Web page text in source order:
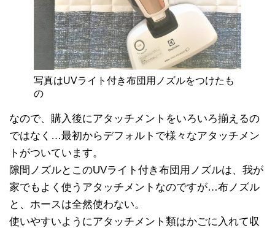
写真はUVライト付き布団用ノズルをつけたも
の
なので、購入後にアタッチメントをいろいろ揃えるの
ではなく…最初からデフォルトで様々なアタッチメン
トがついています。
隙間ノズルとこのUVライト付き布団用ノズルは、我が
家でもよく使うアタッチメントなのですが…布ノズル
と、ホースは全然使わない。
使いやすいようにアタッチメント類はかごに入れて収